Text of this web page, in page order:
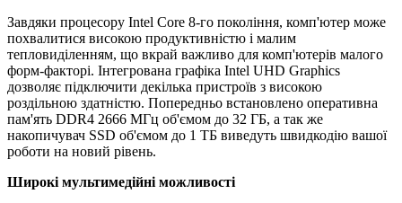
Завдяки процесору Intel Core 8-го покоління, комп'ютер може
похвалитися високою продуктивністю і малим
тепловиділенням, що вкрай важливо для комп'ютерів малого
форм-факторі. Інтегрована графіка Intel UHD Graphics
дозволяє підключити декілька пристроїв з високою
роздільною здатністю. Попередньо встановлено оперативна
пам'ять DDR4 2666 МГц об'ємом до 32 ГБ, а так же
накопичувач SSD об'ємом до 1 ТБ виведуть швидкодію вашої
роботи на новий рівень.
Широкі мультимедійні можливості